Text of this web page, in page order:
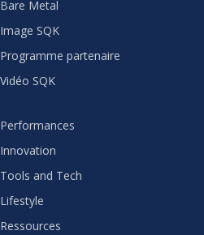
Bare Metal
Image SQK
Programme partenaire
Vidéo SQK
Performances
Innovation
Tools and Tech
Lifestyle
Ressources